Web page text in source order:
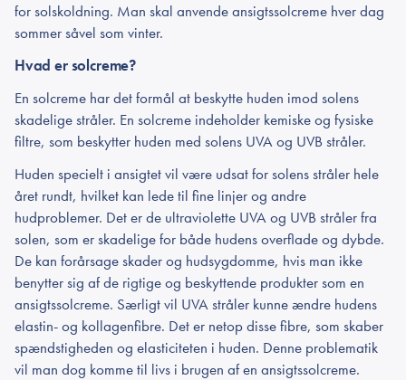
for solskoldning. Man skal anvende ansigtssolcreme hver dag
sommer såvel som vinter.
Hvad er solcreme?
En solcreme har det formål at beskytte huden imod solens
skadelige stråler. En solcreme indeholder kemiske og fysiske
filtre, som beskytter huden med solens UVA og UVB stråler.
Huden specielt i ansigtet vil være udsat for solens stråler hele
året rundt, hvilket kan lede til fine linjer og andre
hudproblemer. Det er de ultraviolette UVA og UVB stråler fra
solen, som er skadelige for både hudens overflade og dybde.
De kan forårsage skader og hudsygdomme, hvis man ikke
benytter sig af de rigtige og beskyttende produkter som en
ansigtssolcreme. Særligt vil UVA stråler kunne ændre hudens
elastin- og kollagenfibre. Det er netop disse fibre, som skaber
spændstigheden og elasticiteten i huden. Denne problematik
vil man dog komme til livs i brugen af en ansigtssolcreme.